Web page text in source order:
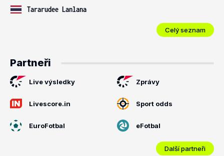
Tararudee Lanlana
Celý seznam
Partneři
Live výsledky Zprávy
Livescore.in Sport odds
EuroFotbal eFotbal
Další partneři